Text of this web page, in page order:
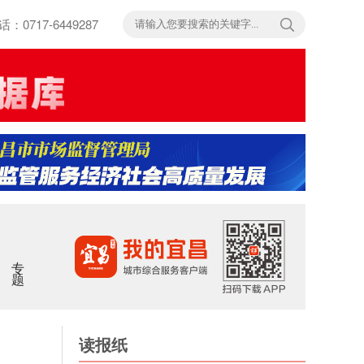
：0717-6449287
专题
读报纸